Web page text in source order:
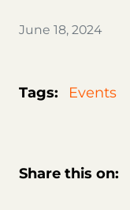
June 18, 2024
Tags: Events
Share this on: